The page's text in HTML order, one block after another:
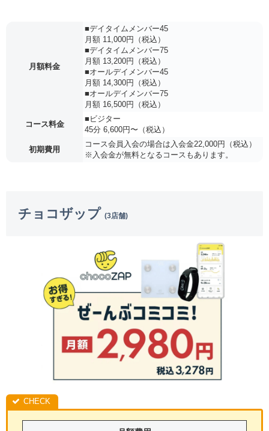
月額料金
■デイタイムメンバー45
月額 11,000円（税込）
■デイタイムメンバー75
月額 13,200円（税込）
■オールデイメンバー45
月額 14,300円（税込）
■オールデイメンバー75
月額 16,500円（税込）
コース料金
■ビジター
45分 6,600円〜（税込）
初期費用
コース会員入会の場合は入会金22,000円（税込）
※入会金が無料となるコースもあります。
チョコザップ (3店舗)